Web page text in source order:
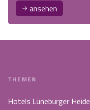
ansehen
THEMEN
Hotels Lüneburger Heide